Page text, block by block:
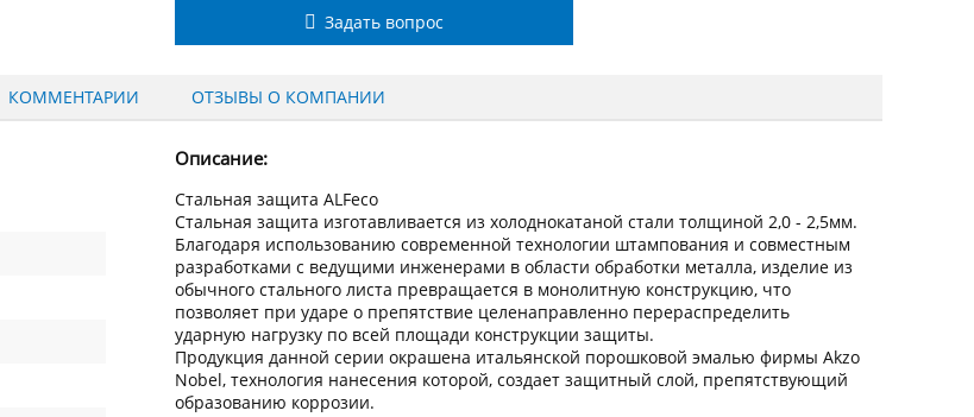
Задать вопрос
КОММЕНТАРИИ ОТЗЫВЫ О КОМПАНИИ
Описание:
Стальная защита ALFeco
Стальная защита изготавливается из холоднокатаной стали толщиной 2,0 - 2,5мм.
Благодаря использованию современной технологии штампования и совместным
разработками с ведущими инженерами в области обработки металла, изделие из
обычного стального листа превращается в монолитную конструкцию, что
позволяет при ударе о препятствие целенаправленно перераспределить
ударную нагрузку по всей площади конструкции защиты.
Продукция данной серии окрашена итальянской порошковой эмалью фирмы Akzo
Nobel, технология нанесения которой, создает защитный слой, препятствующий
образованию коррозии.